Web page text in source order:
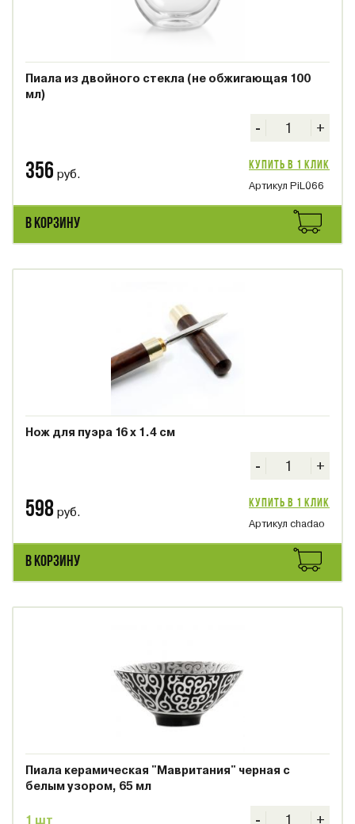
Пиала из двойного стекла (не обжигающая 100
мл)
- +
356 руб.
Купить в 1 клик
Артикул PiL066
В КОРЗИНУ
Нож для пуэра 16 х 1.4 см
- +
598 руб.
Купить в 1 клик
Артикул chadao
В КОРЗИНУ
Пиала керамическая "Мавритания" черная с
белым узором, 65 мл
1 шт - +